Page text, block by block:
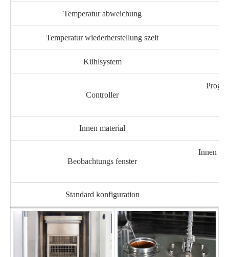
Temperatur abweichung
Temperatur wiederherstellung szeit
Kühlsystem
Controller
Innen material
Beobachtungs fenster
Innen
Standard konfiguration